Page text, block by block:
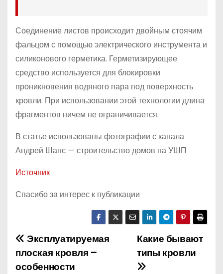
Соединение листов происходит двойным стоячим
фальцом с помощью электрического инструмента и
силиконового герметика. Герметизирующее
средство используется для блокировки
проникновения водяного пара под поверхность
кровли. При использовании этой технологии длина
фрагментов ничем не ограничивается.
В статье использованы фотографии с канала
Андрей Шанс — строительство домов на УШП
Источник
Спасибо за интерес к публикации
Н
а
Какие бывают
типы кровли
Эксплуатируемая
плоская кровля –
особенности